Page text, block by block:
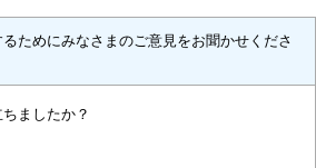
ためにみなさまのご意見をお聞かせくださ
ましたか？